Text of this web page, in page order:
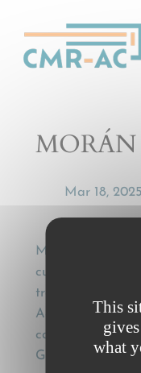
Mar 18, 2025
MORÁN BOVIO,
culpa
transportista: art.
Actualidad
carretera: in
Gamborino
This
what